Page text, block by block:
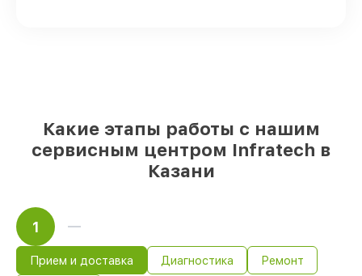
Какие этапы работы с нашим
сервисным центром Infratech в
Казани
1
Прием и доставка Диагностика Ремонт